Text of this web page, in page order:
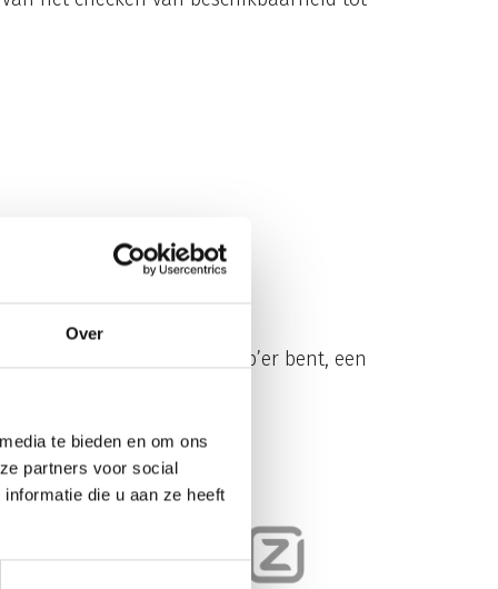
Over
te bieden en om ons
partners voor social
die u aan ze heeft
trekt. Of je nu een mkb’er bent, een
online bent.